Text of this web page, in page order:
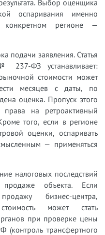
Выбор оценщика
оспаривания именно
регионе —
подачи заявления. Статья
237-ФЗ устанавливает:
стоимости может
месяцев с даты, по
оценка. Пропуск этого
права на ретроактивный
того, если в регионе
оценки, оспаривать
— применяться
налоговых последствий
объекта. Если
бизнес-центра,
может стать
при проверке цены
трансфертного